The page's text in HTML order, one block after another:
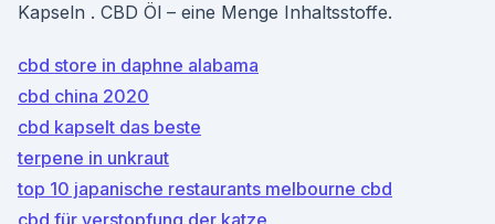
Kapseln . CBD Öl – eine Menge Inhaltsstoffe.
cbd store in daphne alabama
cbd china 2020
cbd kapselt das beste
terpene in unkraut
top 10 japanische restaurants melbourne cbd
cbd für verstopfung der katze